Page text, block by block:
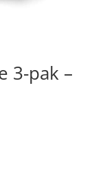
3-pak –